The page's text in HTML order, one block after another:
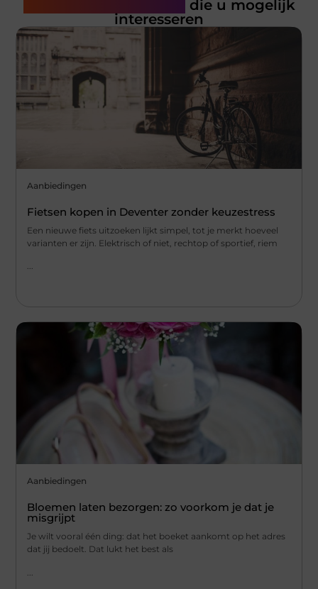
die u mogelijk
interesseren
Aanbiedingen
Fietsen kopen in Deventer zonder keuzestress
Een nieuwe fiets uitzoeken lijkt simpel, tot je merkt hoeveel
varianten er zijn. Elektrisch of niet, rechtop of sportief, riem
...
Aanbiedingen
Bloemen laten bezorgen: zo voorkom je dat je
misgrijpt
Je wilt vooral één ding: dat het boeket aankomt op het adres
dat jij bedoelt. Dat lukt het best als